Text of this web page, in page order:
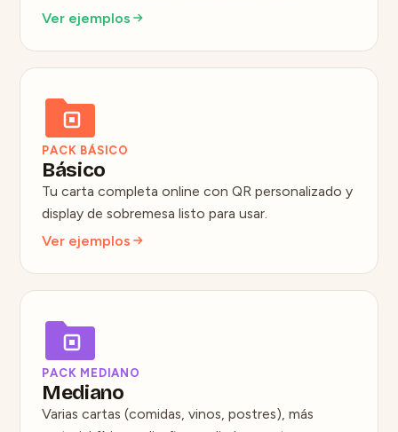
Ver ejemplos
PACK BÁSICO
Básico
Tu carta completa online con QR personalizado y
display de sobremesa listo para usar.
Ver ejemplos
PACK MEDIANO
Mediano
Varias cartas (comidas, vinos, postres), más